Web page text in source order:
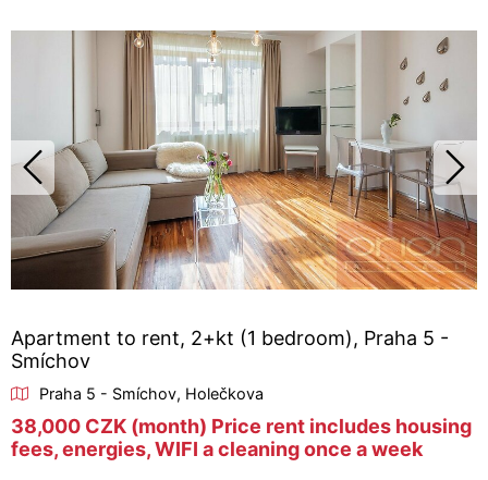
Apartment to rent, 2+kt (1 bedroom), Praha 5 -
Smíchov
Praha 5 - Smíchov, Holečkova
38,000 CZK (month) Price rent includes housing
fees, energies, WIFI a cleaning once a week